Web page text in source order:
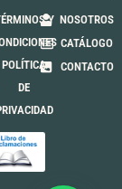
Y
POLÍTICA
DE
NOSOTROS
CATÁLOGO
CONTACTO